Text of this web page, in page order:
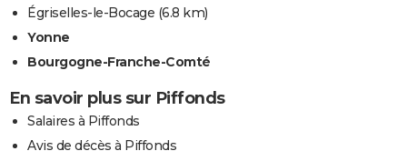
Égriselles-le-Bocage (6.8 km)
Yonne
Bourgogne-Franche-Comté
En savoir plus sur Piffonds
Salaires à Piffonds
Avis de décès à Piffonds